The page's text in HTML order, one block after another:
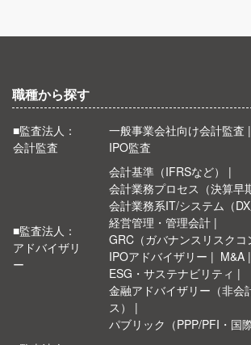
職種から探す
■監査法人：
会計監査
一般事業会社向け会計監査
IPO監査
■監査法人：
アドバイザリ
ー
会計基準（IFRSなど）
会計業務プロセス（決算早
会計業務系IT/システム（DX
経営管理・管理会計
GRC（ガバナンスリスクコ
IPOアドバイザリー
M&A
ESG・サステナビリティ
金融アドバイザリー（非会
ス）
パブリック（PPP/PFI・国際